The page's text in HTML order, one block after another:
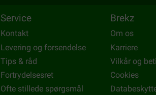
Service
Kontakt
Levering og forsendelse
Tips & råd
Fortrydelsesret
Ofte stillede spørgsmål
Brekz
Om os
Karriere
Vilkår og
Cookies